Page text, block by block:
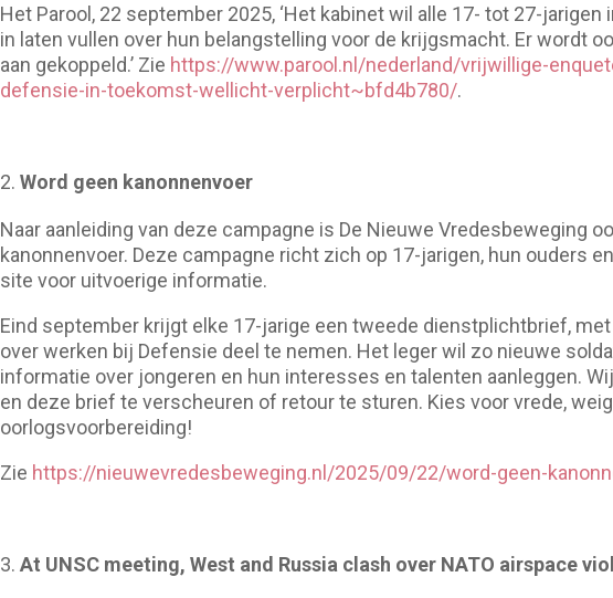
Het Parool, 22 september 2025, ‘Het kabinet wil alle 17- tot 27-
in laten vullen over hun belangstelling voor de krijgsmacht. Er wordt
aan gekoppeld.’ Zie https://www.parool.nl/nederland/vrijwillige-
defensie-in-toekomst-wellicht-verplicht~bfd4b780/.
Word geen kanonnenvoer
Naar aanleiding van deze campagne is De Nieuwe Vredesbeweging
kanonnenvoer. Deze campagne richt zich op 17-jarigen, hun ouders
site voor uitvoerige informatie.
Eind september krijgt elke 17-jarige een tweede dienstplichtbrief,
over werken bij Defensie deel te nemen. Het leger wil zo nieuwe
informatie over jongeren en hun interesses en talenten aanleggen.
en deze brief te verscheuren of retour te sturen. Kies voor vrede,
oorlogsvoorbereiding!
Zie https://nieuwevredesbeweging.nl/2025/09/22/word-geen-
At UNSC meeting, West and Russia clash over NATO airspace